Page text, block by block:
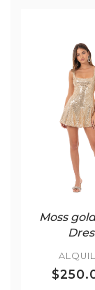
Moss